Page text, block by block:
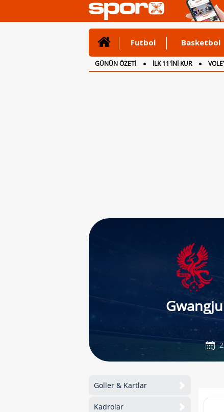
Futbol Basketbol
GÜNÜN ÖZETİ İLK 11'İNİ KUR
CANLI ANLATIM
İNGİLTERE
Gwangju
Goller & Kartlar
Kadrolar